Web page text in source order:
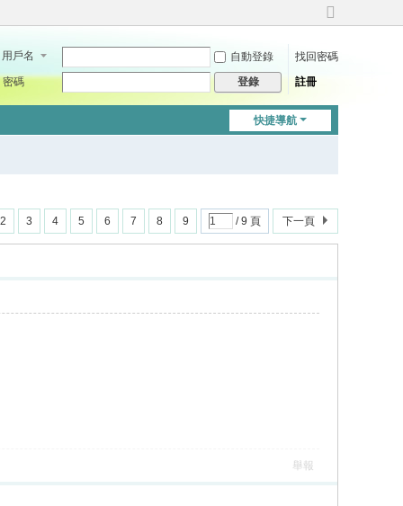
切
到
用戶名 自動登錄
找回密碼
密碼
登錄 註冊
快捷導航
2 3 4 5 6 7 8 9 / 9 頁 下一頁
舉報